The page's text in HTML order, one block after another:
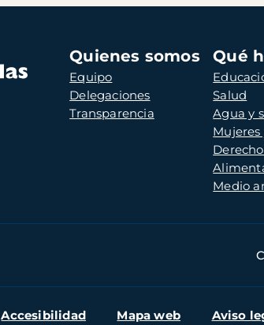
Navegación
principal
Quienes somos
Equipo
Delegaciones
Transparencia
Qué
Salud
Agua y
Medio
Accesibilidad Mapa web Aviso